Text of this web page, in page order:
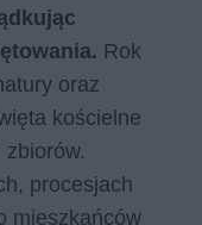
Rok
oraz
kościelne
zbiorów.
procesjach
mieszkańców